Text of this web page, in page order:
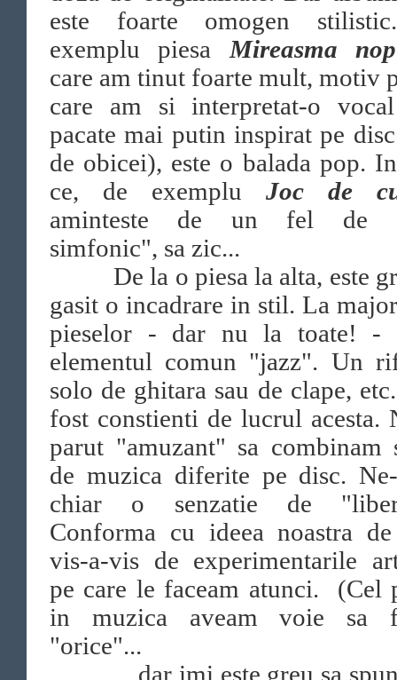
este foarte omogen
exemplu piesa Mireasma
care am tinut foarte mult, motiv
care am si interpretat-o
pacate mai putin inspirat pe
de obicei), este o balada pop.
ce, de exemplu Joc de
aminteste de un fel de
simfonic", sa zic...
De la o piesa la alta, este
gasit o incadrare in stil. La
pieselor - dar nu la toate! -
elementul comun "jazz". Un
solo de ghitara sau de clape,
fost constienti de lucrul acesta.
parut "amuzant" sa combinam
de muzica diferite pe disc.
chiar o senzatie de
Conforma cu ideea noastra
vis-a-vis de experimentarile
pe care le faceam atunci. (Cel
in muzica aveam voie sa
"orice"...
...dar imi este greu sa spun